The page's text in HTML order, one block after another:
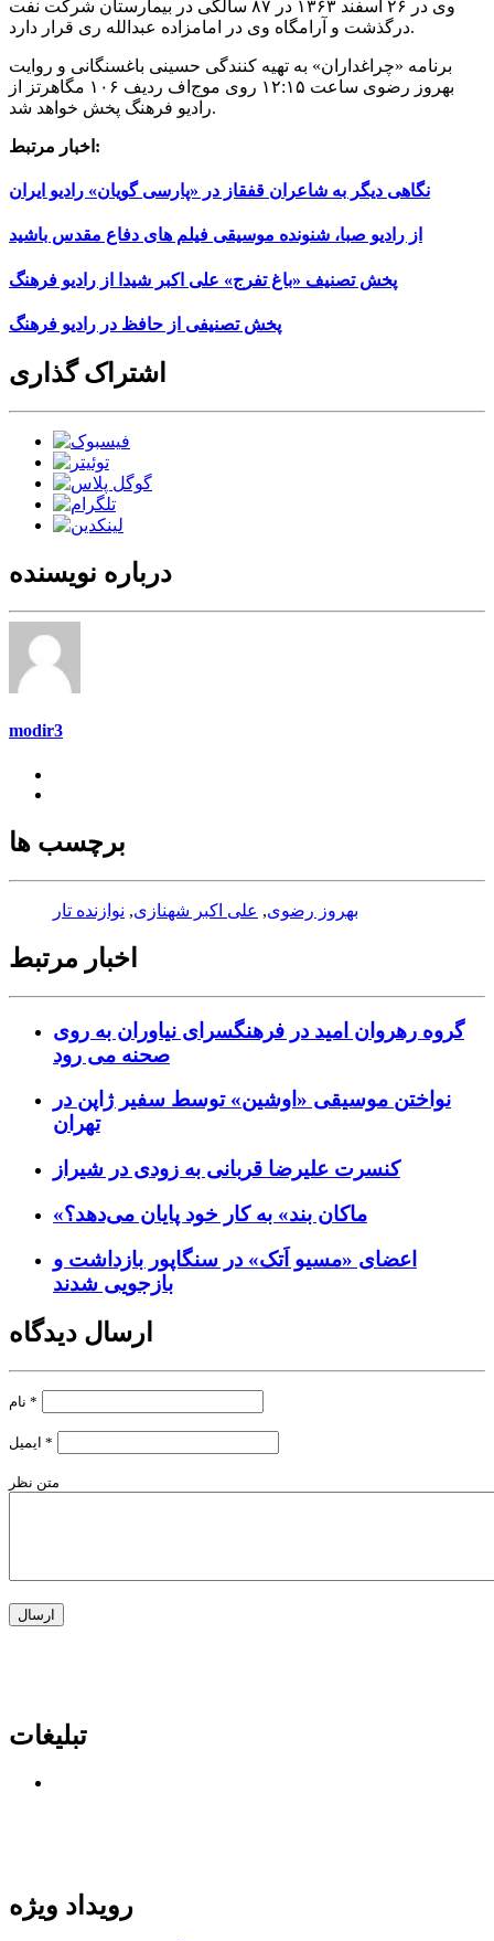
وی در ۲۶ اسفند ۱۳۶۳ در ۸۷ سالگی در بیمارستان شركت نفت
درگذشت و آرامگاه وی در امامزاده عبدالله ری قرار دارد.
برنامه «چراغداران» به تهیه كنندگی حسینی باغسنگانی و روایت
بهروز رضوی ساعت ۱۲:۱۵ روی موج‌اف ردیف ۱۰۶ مگاهرتز از
رادیو فرهنگ پخش خواهد شد.
اخبار مرتبط:
نگاهی دیگر به شاعران قفقاز در «پارسی گویان» رادیو ایران
از رادیو صبا، شنونده موسیقی فیلم های دفاع مقدس باشید
پخش تصنیف «باغ تفرج» علی اکبر شیدا از رادیو فرهنگ
پخش تصنیفی از حافظ در رادیو فرهنگ
اشتراک گذاری
درباره نویسنده
modir3
برچسب ها
بهروز رضوی, علی اکبر شهنازی, نوازنده تار
اخبار مرتبط
گروه رهروان امید در فرهنگسرای نیاوران به روی
صحنه می رود
نواختن موسیقی «اوشین» توسط سفیر ژاپن در
تهران
کنسرت علیرضا قربانی به زودی در شیراز
«ماکان بند» به کار خود پایان می‌دهد؟
اعضای «مسیو اَتک» در سنگاپور بازداشت و
بازجویی شدند
ارسال دیدگاه
*
*
متن نظر
تبلیغات
رویداد ویژه